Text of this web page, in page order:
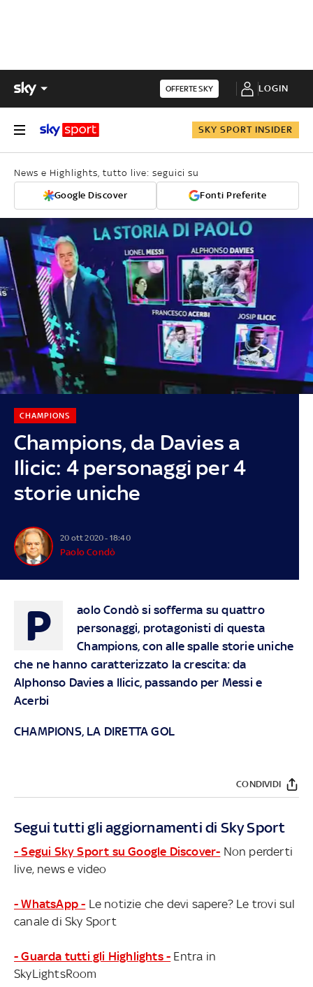
OFFERTE SKY LOGIN
SKY SPORT INSIDER
News e Highlights, tutto live: seguici su
Google Discover Fonti Preferite
Champions, da Davies a
Ilicic: 4 personaggi per 4
storie uniche
CHAMPIONS
20 ott 2020 - 18:40
Paolo Condò
P
aolo Condò si sofferma su quattro
personaggi, protagonisti di questa
Champions, con alle spalle storie uniche
che ne hanno caratterizzato la crescita: da
Alphonso Davies a Ilicic, passando per Messi e
Acerbi
CHAMPIONS, LA DIRETTA GOL
CONDIVIDI
Segui tutti gli aggiornamenti di Sky Sport
- Segui Sky Sport su Google Discover- Non perderti
live, news e video
- WhatsApp - Le notizie che devi sapere? Le trovi sul
canale di Sky Sport
- Guarda tutti gli Highlights - Entra in
SkyLightsRoom